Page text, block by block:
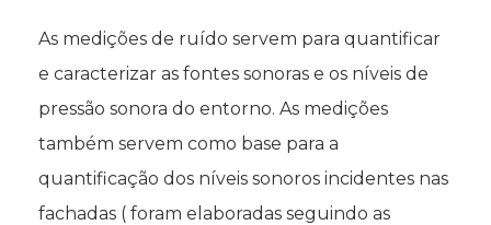
As medições de ruído servem para quantificar
e caracterizar as fontes sonoras e os níveis de
pressão sonora do entorno. As medições
também servem como base para a
quantificação dos níveis sonoros incidentes nas
fachadas ( foram elaboradas seguindo as